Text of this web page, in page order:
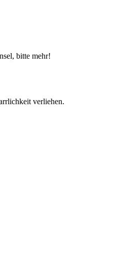
bitte mehr!
verliehen.